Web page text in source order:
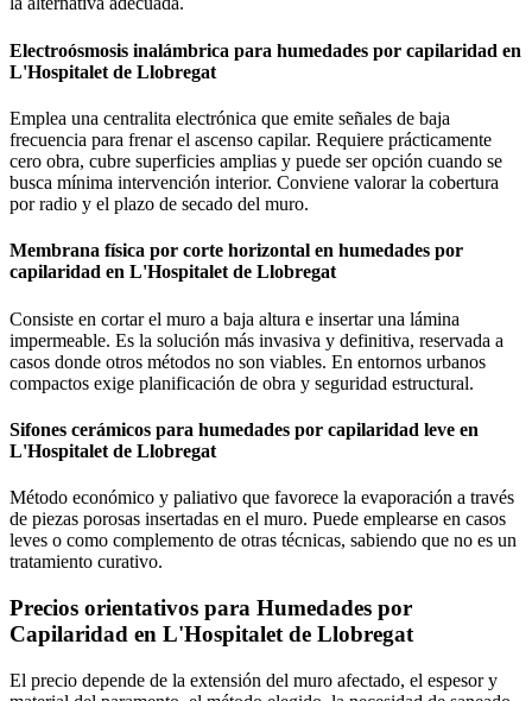
Electroósmosis inalámbrica para humedades por capilaridad en
L'Hospitalet de Llobregat
Emplea una centralita electrónica que emite señales de baja
frecuencia para frenar el ascenso capilar. Requiere prácticamente
cero obra, cubre superficies amplias y puede ser opción cuando se
busca mínima intervención interior. Conviene valorar la cobertura
por radio y el plazo de secado del muro.
Membrana física por corte horizontal en humedades por
capilaridad en L'Hospitalet de Llobregat
Consiste en cortar el muro a baja altura e insertar una lámina
impermeable. Es la solución más invasiva y definitiva, reservada a
casos donde otros métodos no son viables. En entornos urbanos
compactos exige planificación de obra y seguridad estructural.
Sifones cerámicos para humedades por capilaridad leve en
L'Hospitalet de Llobregat
Método económico y paliativo que favorece la evaporación a través
de piezas porosas insertadas en el muro. Puede emplearse en casos
leves o como complemento de otras técnicas, sabiendo que no es un
tratamiento curativo.
Precios orientativos para Humedades por
Capilaridad en L'Hospitalet de Llobregat
El precio depende de la extensión del muro afectado, el espesor y